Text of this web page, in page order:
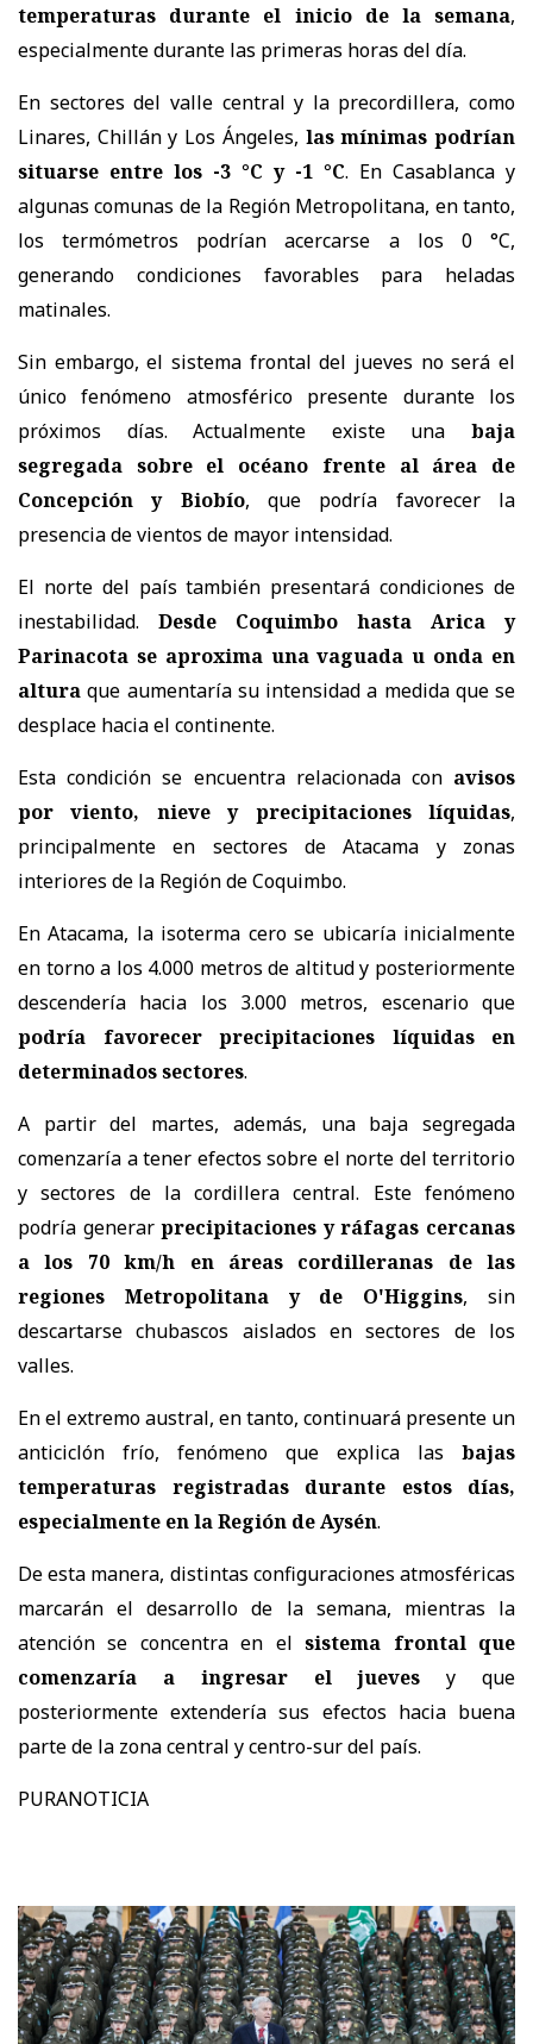
temperaturas durante el inicio de la semana,
especialmente durante las primeras horas del día.
En sectores del valle central y la precordillera, como
Linares, Chillán y Los Ángeles, las mínimas podrían
situarse entre los -3 °C y -1 °C. En Casablanca y
algunas comunas de la Región Metropolitana, en tanto,
los termómetros podrían acercarse a los 0 °C,
generando condiciones favorables para heladas
matinales.
Sin embargo, el sistema frontal del jueves no será el
único fenómeno atmosférico presente durante los
próximos días. Actualmente existe una baja
segregada sobre el océano frente al área de
Concepción y Biobío, que podría favorecer la
presencia de vientos de mayor intensidad.
El norte del país también presentará condiciones de
inestabilidad. Desde Coquimbo hasta Arica y
Parinacota se aproxima una vaguada u onda en
altura que aumentaría su intensidad a medida que se
desplace hacia el continente.
Esta condición se encuentra relacionada con avisos
por viento, nieve y precipitaciones líquidas,
principalmente en sectores de Atacama y zonas
interiores de la Región de Coquimbo.
En Atacama, la isoterma cero se ubicaría inicialmente
en torno a los 4.000 metros de altitud y posteriormente
descendería hacia los 3.000 metros, escenario que
podría favorecer precipitaciones líquidas en
determinados sectores.
A partir del martes, además, una baja segregada
comenzaría a tener efectos sobre el norte del territorio
y sectores de la cordillera central. Este fenómeno
podría generarprecipitaciones y ráfagas cercanas
a los 70 km/h en áreas cordilleranas de las
regiones Metropolitana y de O'Higgins, sin
descartarse chubascos aislados en sectores de los
valles.
En el extremo austral, en tanto, continuará presente un
anticiclón frío, fenómeno que explica las bajas
temperaturas registradas durante estos días,
especialmente en la Región de Aysén.
De esta manera, distintas configuraciones atmosféricas
marcarán el desarrollo de la semana, mientras la
atención se concentra en elsistema frontal que
comenzaría a ingresar el jueves y que
posteriormente extendería sus efectos hacia buena
parte de la zona central y centro-sur del país.
PURANOTICIA